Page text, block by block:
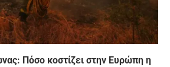
Πόσο κοστίζει στην Ευρώπη η